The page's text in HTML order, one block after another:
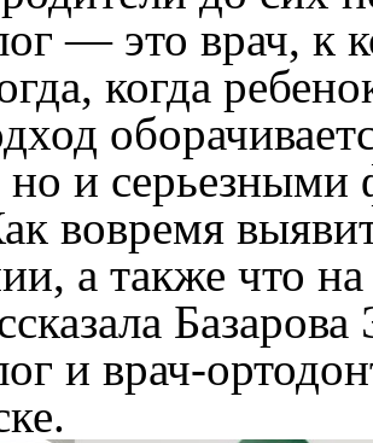
— это врач, к
когда
но и
вовремя
а также что
и врач-